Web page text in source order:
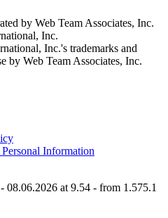
by Web Team Associates, Inc.
Inc.
Inc.'s trademarks and
by Web Team Associates, Inc.
Information
at 9.54 - from 1.575.1